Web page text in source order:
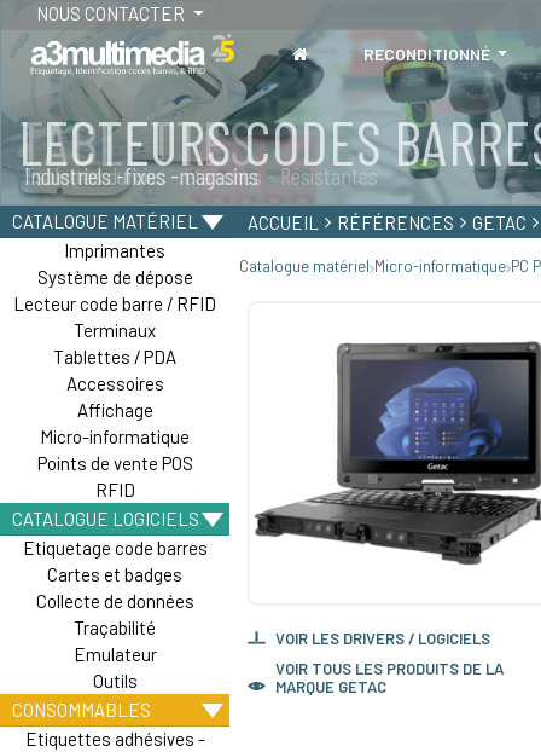
NOUS CONTACTER
RECONDITIONNÉ
TABLETTES
Tablettes durcies - étanches - Résistantes
CATALOGUE MATÉRIEL
Imprimantes
Système de dépose
Lecteur code barre / RFID
Terminaux
Tablettes / PDA
Accessoires
Affichage
Micro-informatique
Points de vente POS
RFID
CATALOGUE LOGICIELS
Etiquetage code barres
Cartes et badges
Collecte de données
Traçabilité
Emulateur
Outils
CONSOMMABLES
Etiquettes adhésives -
ACCUEIL RÉFÉRENCES GETAC
Catalogue matériel Micro-informatique PC
VOIR LES DRIVERS / LOGICIELS
VOIR TOUS LES PRODUITS DE LA
MARQUE GETAC